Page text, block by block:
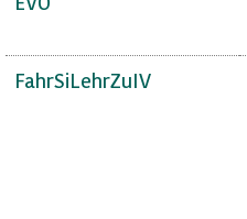
FahrSiLehrZuIV